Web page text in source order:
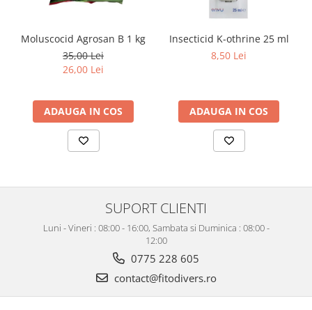
Moluscocid Agrosan B 1 kg
35,00 Lei
26,00 Lei
ADAUGA IN COS
Insecticid K-othrine 25 ml
8,50 Lei
ADAUGA IN COS
SUPORT CLIENTI
Luni - Vineri : 08:00 - 16:00, Sambata si Duminica : 08:00 -
12:00
0775 228 605
contact@fitodivers.ro